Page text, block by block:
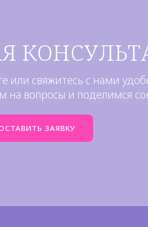
ЗАЯВКУ
или свяжитесь с нами
на вопросы и поделимся